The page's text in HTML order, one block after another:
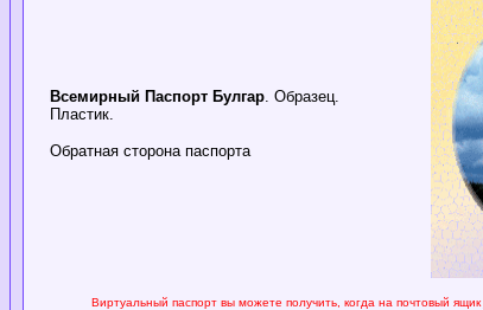
Всемирный Паспорт Булгар. Образец.
Пластик.
Обратная сторона паспорта
Виртуальный паспорт вы можете получить, когда на почтовый ящик